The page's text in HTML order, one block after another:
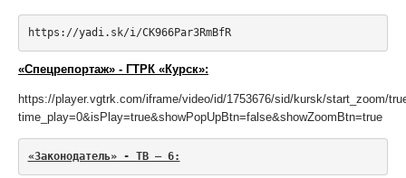
https://yadi.sk/i/CK966Par3RmBfR
«Спецрепортаж» - ГТРК «Курск»:
https://player.vgtrk.com/iframe/video/id/1753676/sid/kursk/start_zoom/
time_play=0&isPlay=true&showPopUpBtn=false&showZoomBtn=true
«Законодатель» - ТВ – 6: